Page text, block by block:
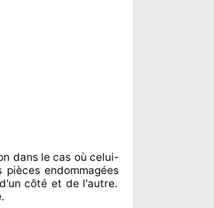
dans le cas où celui-
endommagées
côté et de l'autre.
.